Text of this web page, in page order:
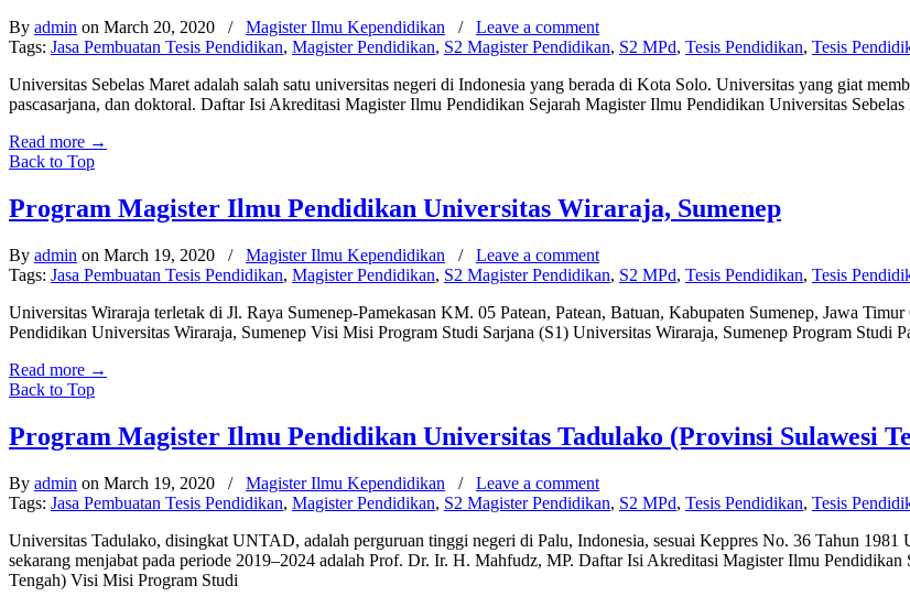
By admin on March 20, 2020 / Magister Ilmu Kependidikan / Leave a comment
Tags: Jasa Pembuatan Tesis Pendidikan, Magister Pendidikan, S2 Magister Pendidikan, S2 MPd, Tesis Pendidikan, Tesis
Universitas Sebelas Maret adalah salah satu universitas negeri di Indonesia yang berada di Kota Solo. Universitas yang giat
pascasarjana, dan doktoral. Daftar Isi Akreditasi Magister Ilmu Pendidikan Sejarah Magister Ilmu Pendidikan Universitas
Read more →
Back to Top
Program Magister Ilmu Pendidikan Universitas Wiraraja, Sumenep
By admin on March 19, 2020 / Magister Ilmu Kependidikan / Leave a comment
Tags: Jasa Pembuatan Tesis Pendidikan, Magister Pendidikan, S2 Magister Pendidikan, S2 MPd, Tesis Pendidikan, Tesis
Universitas Wiraraja terletak di Jl. Raya Sumenep-Pamekasan KM. 05 Patean, Patean, Batuan, Kabupaten Sumenep, Jawa
Pendidikan Universitas Wiraraja, Sumenep Visi Misi Program Studi Sarjana (S1) Universitas Wiraraja, Sumenep Program Studi
Read more →
Back to Top
Program Magister Ilmu Pendidikan Universitas Tadulako (Provinsi Sulawesi
By admin on March 19, 2020 / Magister Ilmu Kependidikan / Leave a comment
Tags: Jasa Pembuatan Tesis Pendidikan, Magister Pendidikan, S2 Magister Pendidikan, S2 MPd, Tesis Pendidikan, Tesis
Universitas Tadulako, disingkat UNTAD, adalah perguruan tinggi negeri di Palu, Indonesia, sesuai Keppres No. 36 Tahun
sekarang menjabat pada periode 2019–2024 adalah Prof. Dr. Ir. H. Mahfudz, MP. Daftar Isi Akreditasi Magister Ilmu
Tengah) Visi Misi Program Studi